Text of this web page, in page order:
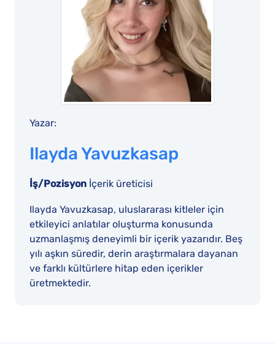
Yazar:
Ilayda Yavuzkasap
İş/Pozisyon İçerik üreticisi
Ilayda Yavuzkasap, uluslararası kitleler için
etkileyici anlatılar oluşturma konusunda
uzmanlaşmış deneyimli bir içerik yazarıdır. Beş
yılı aşkın süredir, derin araştırmalara dayanan
ve farklı kültürlere hitap eden içerikler
üretmektedir.